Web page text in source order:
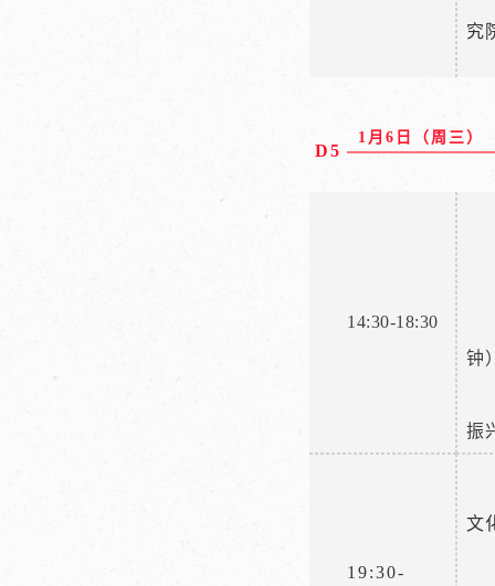
究
D5
1月6日（周三）
14:30-18:30
钟
振
19:30-
文